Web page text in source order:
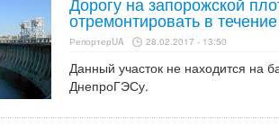
отремонтировать в
РепортерUA 28.02.2017 - 13:50
Данный участок не находится на
ДнепроГЭСу.